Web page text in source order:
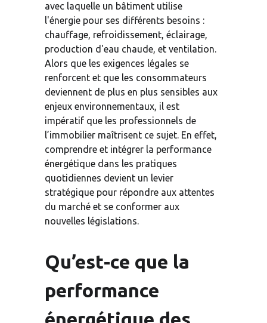
avec laquelle un bâtiment utilise
l'énergie pour ses différents besoins :
chauffage, refroidissement, éclairage,
production d'eau chaude, et ventilation.
Alors que les exigences légales se
renforcent et que les consommateurs
deviennent de plus en plus sensibles aux
enjeux environnementaux, il est
impératif que les professionnels de
l’immobilier maîtrisent ce sujet. En effet,
comprendre et intégrer la performance
énergétique dans les pratiques
quotidiennes devient un levier
stratégique pour répondre aux attentes
du marché et se conformer aux
nouvelles législations.
Qu’est-ce que la
performance